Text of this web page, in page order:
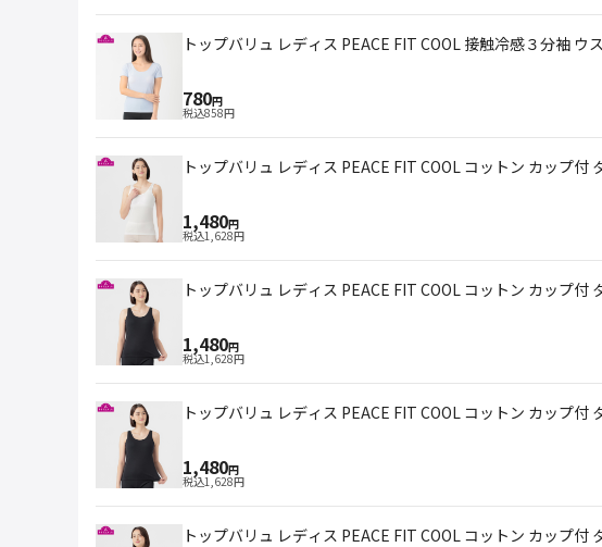
トップバリュ レディス PEACE FIT COOL 接触冷感３分袖 ウ
780円
税込858円
トップバリュ レディス PEACE FIT COOL コットン カップ付
1,480円
税込1,628円
トップバリュ レディス PEACE FIT COOL コットン カップ付
1,480円
税込1,628円
トップバリュ レディス PEACE FIT COOL コットン カップ付
1,480円
税込1,628円
トップバリュ レディス PEACE FIT COOL コットン カップ付